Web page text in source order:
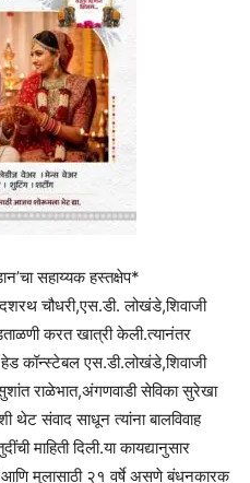
सहाय्यक हस्तक्षेप*
चौधरी,एस.डी. लोखंडे,शिवाजी
करत खात्री केली.त्यानंतर
कॉन्स्टेबल एस.डी.लोखंडे,शिवाजी
राळेभात,अंगणवाडी सेविका सुरेखा
थेट संवाद साधून त्यांना बालविवाह
माहिती दिली.या कायद्यानुसार
आणि मुलासाठी २१ वर्षे असणे बंधनकारक